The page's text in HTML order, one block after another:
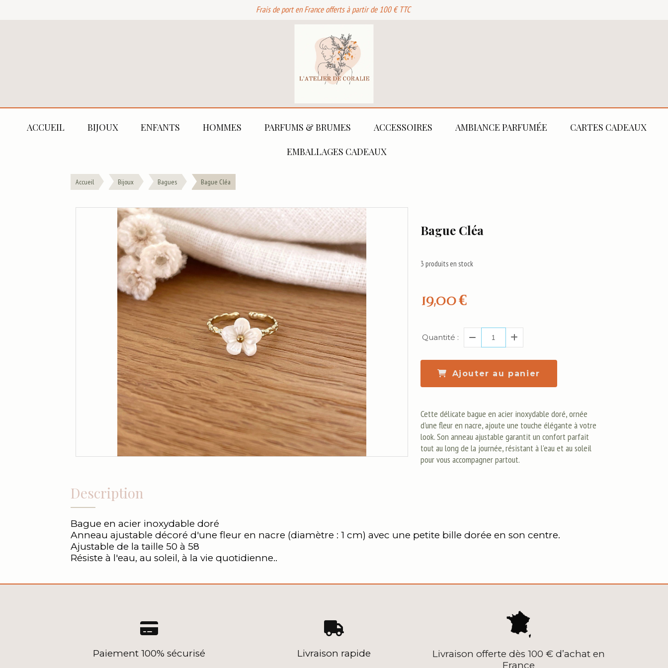
Frais de port en France offerts à partir de 100 € TTC
ACCUEIL BIJOUX ENFANTS HOMMES PARFUMS & BRUMES ACCESSOIRES AMBIANCE PARFUMÉE CARTES CADEAUX
EMBALLAGES CADEAUX
Accueil Bijoux Bagues Bague Cléa
Bague Cléa
19,00€
3 produits en stock
Quantité :
Ajouter au panier
Cette délicate bague en acier inoxydable doré, ornée
d'une fleur en nacre, ajoute une touche élégante à votre
look. Son anneau ajustable garantit un confort parfait
tout au long de la journée, résistant à l'eau et au soleil
pour vous accompagner partout.
Description
Bague en acier inoxydable doré
Anneau ajustable décoré d'une fleur en nacre (diamètre : 1 cm) avec une petite bille dorée en son centre.
Ajustable de la taille 50 à 58
Résiste à l'eau, au soleil, à la vie quotidienne..

Paiement 100% sécurisé

Livraison rapide
Livraison offerte dès 100 € d’achat en
France